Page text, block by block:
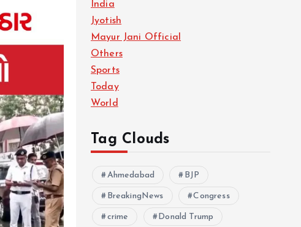
India
Jyotish
Mayur Jani Official
Others
Sports
Today
World
Tag Clouds
Ahmedabad BJP
BreakingNews Congress
crime Donald Trump